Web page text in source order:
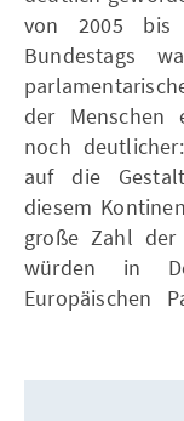
von 2005 bis
Bundestags
der Menschen
noch
auf die
diesem
große Zahl der
würden in
Europäischen